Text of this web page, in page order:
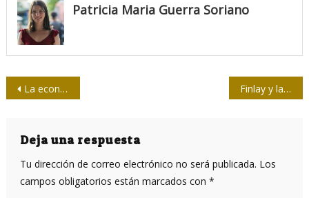
Patricia Maria Guerra Soriano
Navegación
entradas
La economía cubana en 2020 y perspectivas del 2021. Una evaluación preliminar (V) Finlay y la génesis de la investigación científica en Cuba
Deja una respuesta
Tu dirección de correo electrónico no será publicada. Los
campos obligatorios están marcados con *